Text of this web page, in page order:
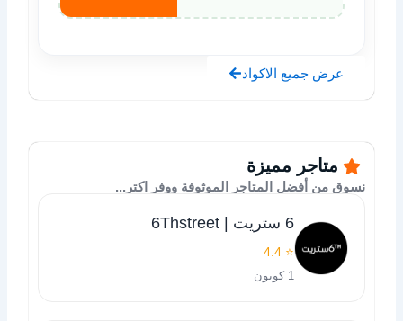
عرض جميع الاكواد
متاجر مميزة
نسوق من أفضل المتاجر الموثوفة ووفر اكتر...
6 ستريت | 6Thstreet
⭐ 4.4
1 كوبون